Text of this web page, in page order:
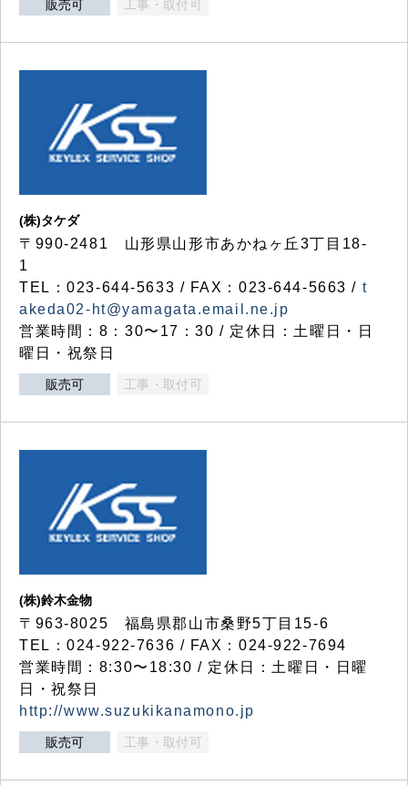
販売可 工事・取付可
(株)タケダ
〒990-2481 山形県山形市あかねヶ丘3丁目18-
1
TEL：023-644-5633 / FAX：023-644-5663 / t
akeda02-ht@yamagata.email.ne.jp
営業時間：8：30〜17：30 / 定休日：土曜日・日
曜日・祝祭日
販売可 工事・取付可
(株)鈴木金物
〒963-8025 福島県郡山市桑野5丁目15-6
TEL：024-922-7636 / FAX：024-922-7694
営業時間：8:30〜18:30 / 定休日：土曜日・日曜
日・祝祭日
http://www.suzukikanamono.jp
販売可 工事・取付可